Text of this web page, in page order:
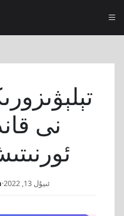
· ئىيۇل 13, 2022